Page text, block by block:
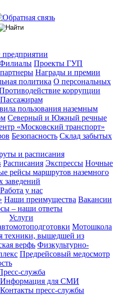
Проекты ГУП
Награды и премии
политика О персональных
коррупции
Пассажирам
пользования наземным
Северный и Южный речные
«Московский транспорт»
Безопасность Склад забытых
и расписания
Расписания Экспрессы Ночные
рейсы маршрутов наземного
заведений
Работа у нас
Наши преимущества Вакансии
– наши ответы
Услуги
Мотошкола
техники, вышедшей из
верфь Физкультурно-
Предрейсовый медосмотр
служба
Информация для СМИ
Контакты пресс-службы